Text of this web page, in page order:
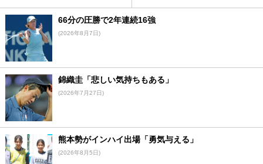
66分の圧勝で2年連続16強
(2026年8月7日)
錦織圭「悲しい気持ちもある」
(2026年7月27日)
熊本勢がインハイ出場「勇気与える」
(2026年8月5日)